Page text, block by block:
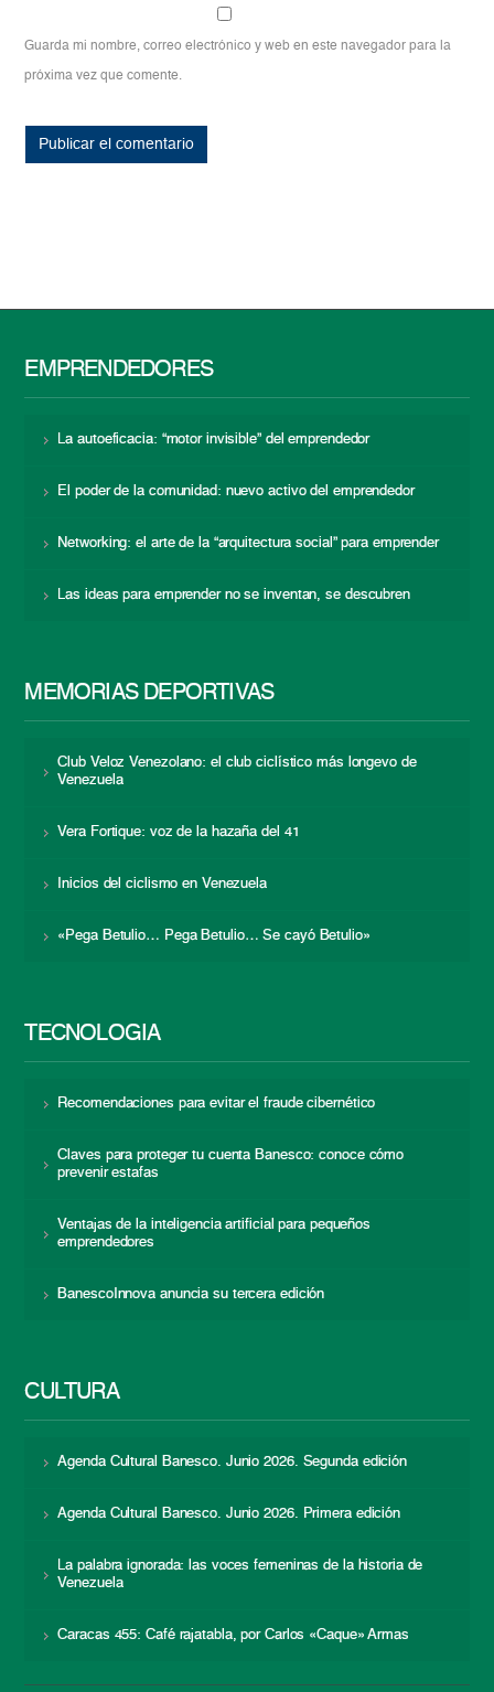
Guarda mi nombre, correo electrónico y web en este navegador para la
próxima vez que comente.
EMPRENDEDORES
La autoeficacia: “motor invisible” del emprendedor
El poder de la comunidad: nuevo activo del emprendedor
Networking: el arte de la “arquitectura social” para emprender
Las ideas para emprender no se inventan, se descubren
MEMORIAS DEPORTIVAS
Club Veloz Venezolano: el club ciclístico más longevo de
Venezuela
Vera Fortique: voz de la hazaña del 41
Inicios del ciclismo en Venezuela
«Pega Betulio… Pega Betulio… Se cayó Betulio»
TECNOLOGÍA
Recomendaciones para evitar el fraude cibernético
Claves para proteger tu cuenta Banesco: conoce cómo
prevenir estafas
Ventajas de la inteligencia artificial para pequeños
emprendedores
BanescoInnova anuncia su tercera edición
CULTURA
Agenda Cultural Banesco. Junio 2026. Segunda edición
Agenda Cultural Banesco. Junio 2026. Primera edición
La palabra ignorada: las voces femeninas de la historia de
Venezuela
Caracas 455: Café rajatabla, por Carlos «Caque» Armas